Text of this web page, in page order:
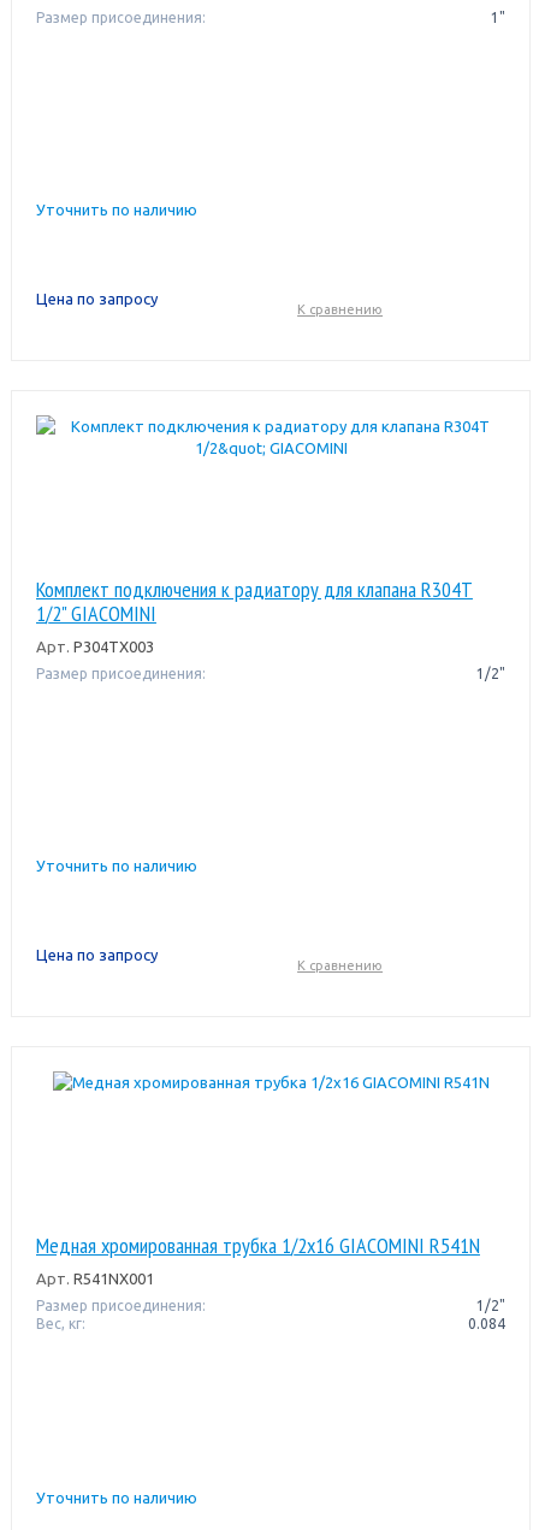
Размер присоединения: 1"
Уточнить по наличию
Цена по запросу
К сравнению
Комплект подключения к радиатору для клапана R304T
1/2" GIACOMINI
Арт. P304TX003
Размер присоединения: 1/2"
Уточнить по наличию
Цена по запросу
К сравнению
Медная хромированная трубка 1/2x16 GIACOMINI R541N
Арт. R541NX001
Размер присоединения:
1/2"
Вес, кг:
0.084
Уточнить по наличию